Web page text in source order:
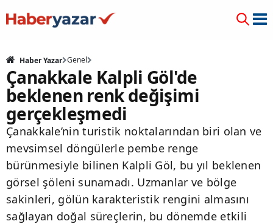
Haber Yazar Genel
Çanakkale Kalpli Göl'de
beklenen renk değişimi
gerçekleşmedi
Çanakkale’nin turistik noktalarından biri olan ve
mevsimsel döngülerle pembe renge
bürünmesiyle bilinen Kalpli Göl, bu yıl beklenen
görsel şöleni sunamadı. Uzmanlar ve bölge
sakinleri, gölün karakteristik rengini almasını
sağlayan doğal süreçlerin, bu dönemde etkili